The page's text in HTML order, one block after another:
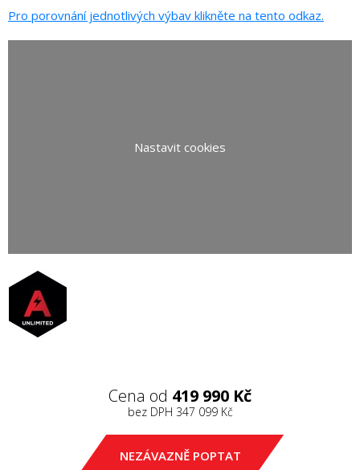
Pro porovnání jednotlivých výbav klikněte na tento odkaz.
Nastavit cookies
Cena od 419 990 Kč
bez DPH 347 099 Kč
NEZÁVAZNĚ POPTAT